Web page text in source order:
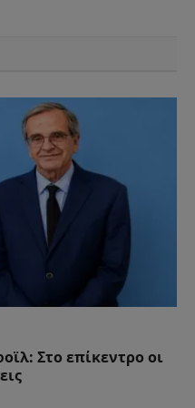
Στο επίκεντρο οι